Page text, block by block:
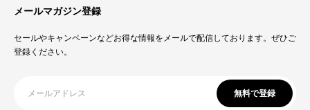
メールマガジン登録
セールやキャンペーンなどお得な情報をメールで配信しております。ぜひご
登録ください。
無料で登録